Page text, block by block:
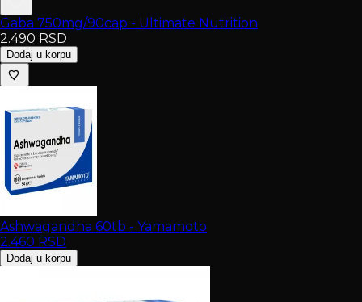
Gaba 750mg/90cap - Ultimate Nutrition
2.490 RSD
Dodaj u korpu
Ashwagandha 60tb - Yamamoto
2.460 RSD
Dodaj u korpu